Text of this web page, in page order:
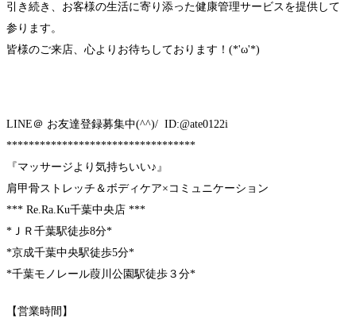
引き続き、お客様の生活に寄り添った健康管理サービスを提供して
参ります。
皆様のご来店、心よりお待ちしております！(*'ω'*)
LINE＠ お友達登録募集中(^^)/ ID:@ate0122i
**********************************
『マッサージより気持ちいい♪』
肩甲骨ストレッチ＆ボディケア×コミュニケーション
*** Re.Ra.Ku千葉中央店 ***
*ＪＲ千葉駅徒歩8分*
*京成千葉中央駅徒歩5分*
*千葉モノレール葭川公園駅徒歩３分*
【営業時間】